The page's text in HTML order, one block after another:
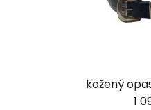
kožený
1